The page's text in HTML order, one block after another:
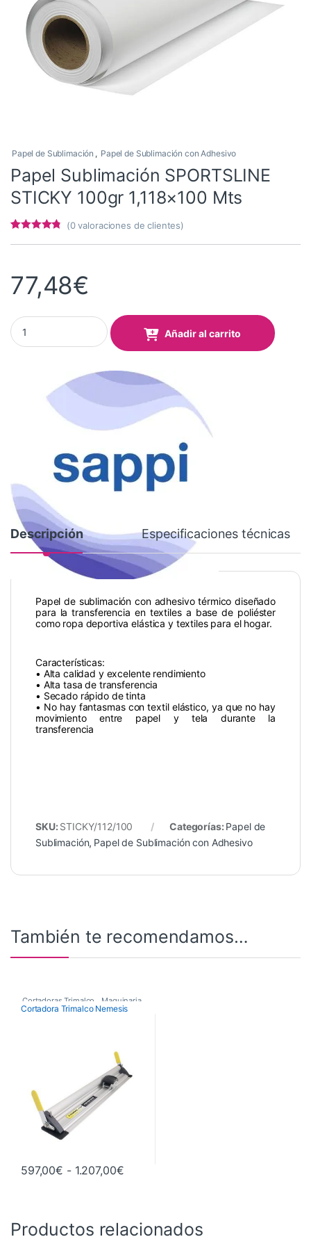
Papel de Sublimación , Papel de Sublimación con Adhesivo
Papel Sublimación SPORTSLINE
STICKY 100gr 1,118×100 Mts
s de
clientes
(0valoraciones de clientes)
77,48€
Papel Sublimación SPORTSLINE STICKY 100gr 1,118x100 Mts
Añadir al carrito
Descripción Especificaciones técnicas
Papel de sublimación con adhesivo térmico diseñado
para la transferencia en textiles a base de poliéster
como ropa deportiva elástica y textiles para el hogar.
Características:
• Alta calidad y excelente rendimiento
• Alta tasa de transferencia
• Secado rápido de tinta
• No hay fantasmas con textil elástico, ya que no hay
movimiento entre papel y tela durante la
transferencia
SKU: STICKY/112/100 Categorías: Papel de
Sublimación, Papel de Sublimación con Adhesivo
También te recomendamos…
Cortadoras Trimalco Maquinaria
Cortadora Trimalco Nemesis
597,00€ - 1.207,00€Rango de precios: desde 597,00€
Este producto tiene múltiples variantes. Las opciones se
Productos relacionados